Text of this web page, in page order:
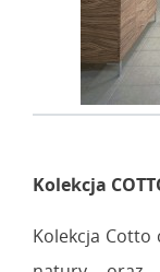
Kolekcja
Kolekcja Cotto